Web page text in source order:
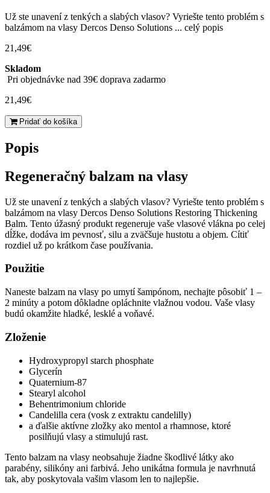
Už ste unavení z tenkých a slabých vlasov? Vyriešte tento problém s
balzámom na vlasy Dercos Denso Solutions ... celý popis
21,49€
Skladom
Pri objednávke nad 39€ doprava zadarmo
21,49€
množstvo
VICHY
DERCOS
Densi
Regeneračný
balzam
pre
väčší
objem
vlasov
200
ml
Pridať do košíka
Popis
Regeneračný balzam na vlasy
Už ste unavení z tenkých a slabých vlasov? Vyriešte tento problém s
balzámom na vlasy Dercos Denso Solutions Restoring Thickening
Balm. Tento úžasný produkt regeneruje vaše vlasové vlákna po celej
dĺžke, dodáva im pevnosť, silu a zväčšuje hustotu a objem. Cítiť
rozdiel už po krátkom čase používania.
Použitie
Naneste balzam na vlasy po umytí šampónom, nechajte pôsobiť 1 –
2 minúty a potom dôkladne opláchnite vlažnou vodou. Vaše vlasy
budú okamžite hladké, lesklé a voňavé.
Zloženie
Hydroxypropyl starch phosphate
Glycerín
Quaternium-87
Stearyl alcohol
Behentrimonium chloride
Candelilla cera (vosk z extraktu candelilly)
a ďalšie aktívne zložky ako mentol a rhamnose, ktoré
posilňujú vlasy a stimulujú rast.
Tento balzam na vlasy neobsahuje žiadne škodlivé látky ako
parabény, silikóny ani farbivá. Jeho unikátna formula je navrhnutá
tak, aby poskytovala vašim vlasom len to najlepšie.